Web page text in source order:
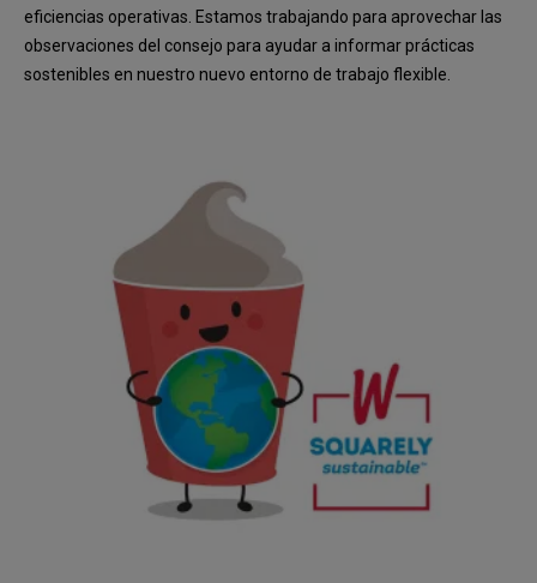
eficiencias operativas. Estamos trabajando para aprovechar las
observaciones del consejo para ayudar a informar prácticas
sostenibles en nuestro nuevo entorno de trabajo flexible.